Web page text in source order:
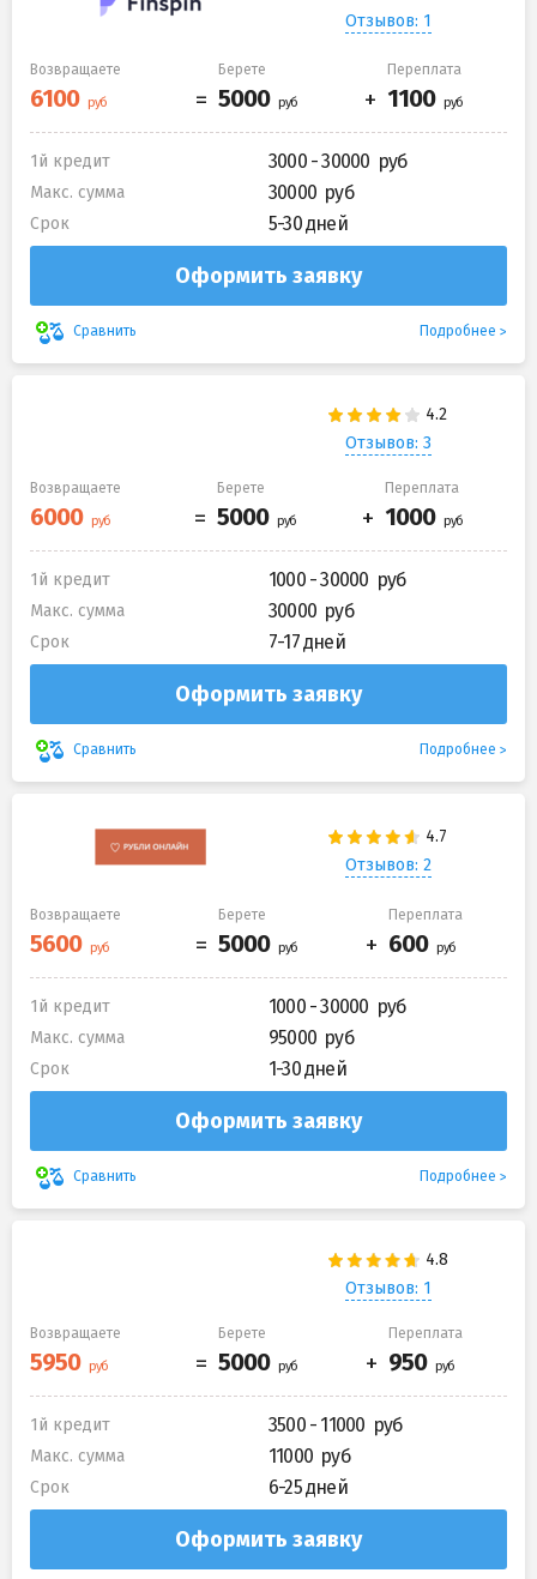
Отзывов: 1
Возвращаете Берете Переплата
1й кредит 3000 - 30000
Макс. сумма 30000
Срок 5-30 дней
Оформить заявку
Сравнить Подробнее
Отзывов: 3
Возвращаете Берете Переплата
1й кредит 1000 - 30000
Макс. сумма 30000
Срок 7-17 дней
Оформить заявку
Сравнить Подробнее
Отзывов: 2
Возвращаете Берете Переплата
1й кредит 1000 - 30000
Макс. сумма 95000
Срок 1-30 дней
Оформить заявку
Сравнить Подробнее
Отзывов: 1
Возвращаете Берете Переплата
1й кредит 3500 - 11000
Макс. сумма 11000
Срок 6-25 дней
Оформить заявку